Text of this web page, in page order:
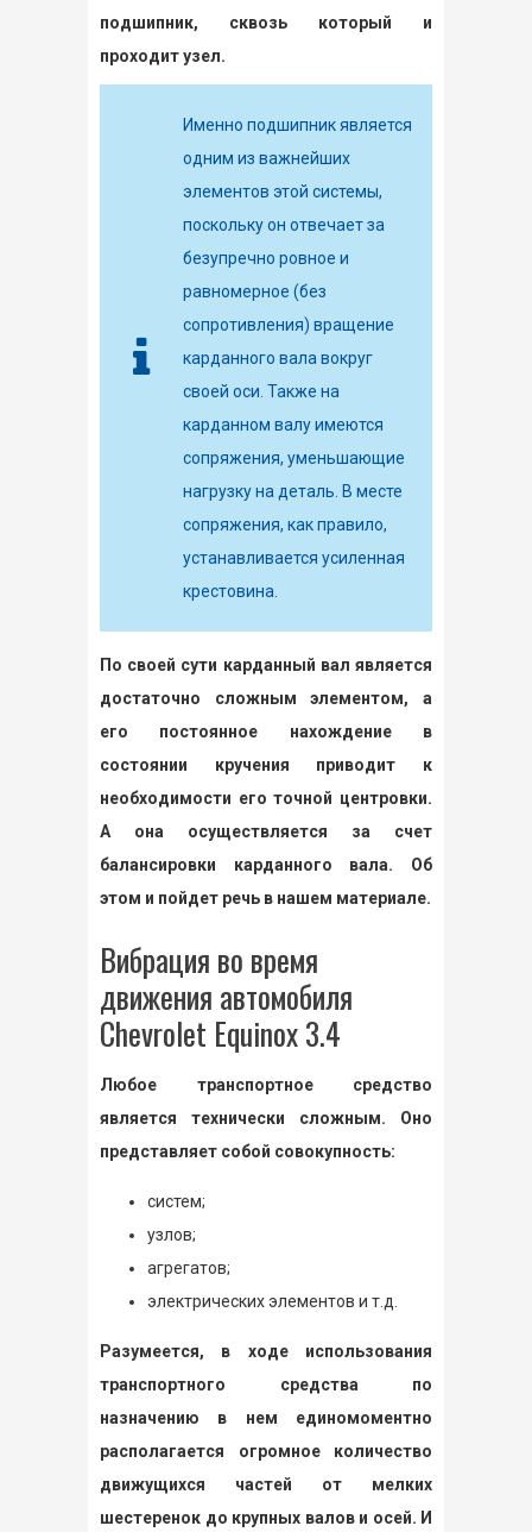
подшипник, сквозь который и
проходит узел.
Именно подшипник является
одним из важнейших
элементов этой системы,
поскольку он отвечает за
безупречно ровное и
равномерное (без
сопротивления) вращение
карданного вала вокруг
своей оси. Также на
карданном валу имеются
сопряжения, уменьшающие
нагрузку на деталь. В месте
сопряжения, как правило,
устанавливается усиленная
крестовина.
По своей сути карданный вал является
достаточно сложным элементом, а
его постоянное нахождение в
состоянии кручения приводит к
необходимости его точной центровки.
А она осуществляется за счет
балансировки карданного вала. Об
этом и пойдет речь в нашем материале.
Вибрация во время
движения автомобиля
Chevrolet Equinox 3.4
Любое транспортное средство
является технически сложным. Оно
представляет собой совокупность:
систем;
узлов;
агрегатов;
электрических элементов и т.д.
Разумеется, в ходе использования
транспортного средства по
назначению в нем единомоментно
располагается огромное количество
движущихся частей от мелких
шестеренок до крупных валов и осей. И